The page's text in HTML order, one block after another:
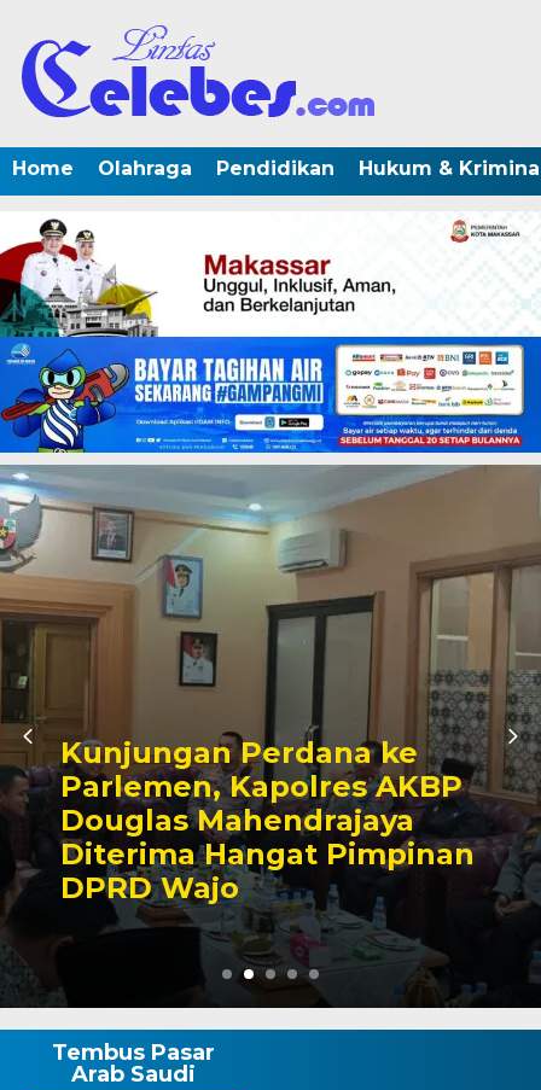
Home Olahraga Pendidikan Hukum &
Awali Tugas sebagai
Kabagbinkar, AKBP
Taherong Tekankan
Kebersihan dan Disiplin
Demi Kepuasan Publik
Tembus Pasar
Arab Saudi